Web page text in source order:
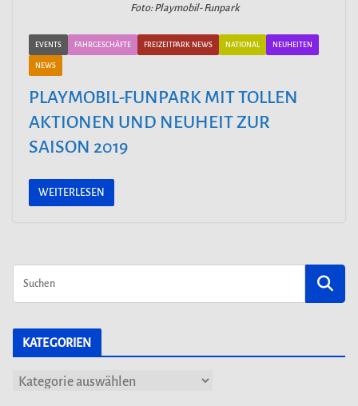
Foto: Playmobil- Funpark
EVENTS FAHRGESCHÄFTE FREIZEITPARK NEWS NATIONAL NEUHEITEN
NEWS
PLAYMOBIL-FUNPARK MIT TOLLEN
AKTIONEN UND NEUHEIT ZUR
SAISON 2019
WEITERLESEN
KATEGORIEN